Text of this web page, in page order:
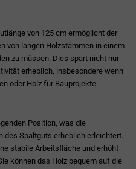
von 125 cm ermöglicht der
von langen Holzstämmen in einem
zu müssen. Dies spart nicht nur
erheblich, insbesondere wenn
oder Holz für Bauprojekte
Position, was die
des Spaltguts erheblich erleichtert.
stabile Arbeitsfläche und erhöht
können das Holz bequem auf die